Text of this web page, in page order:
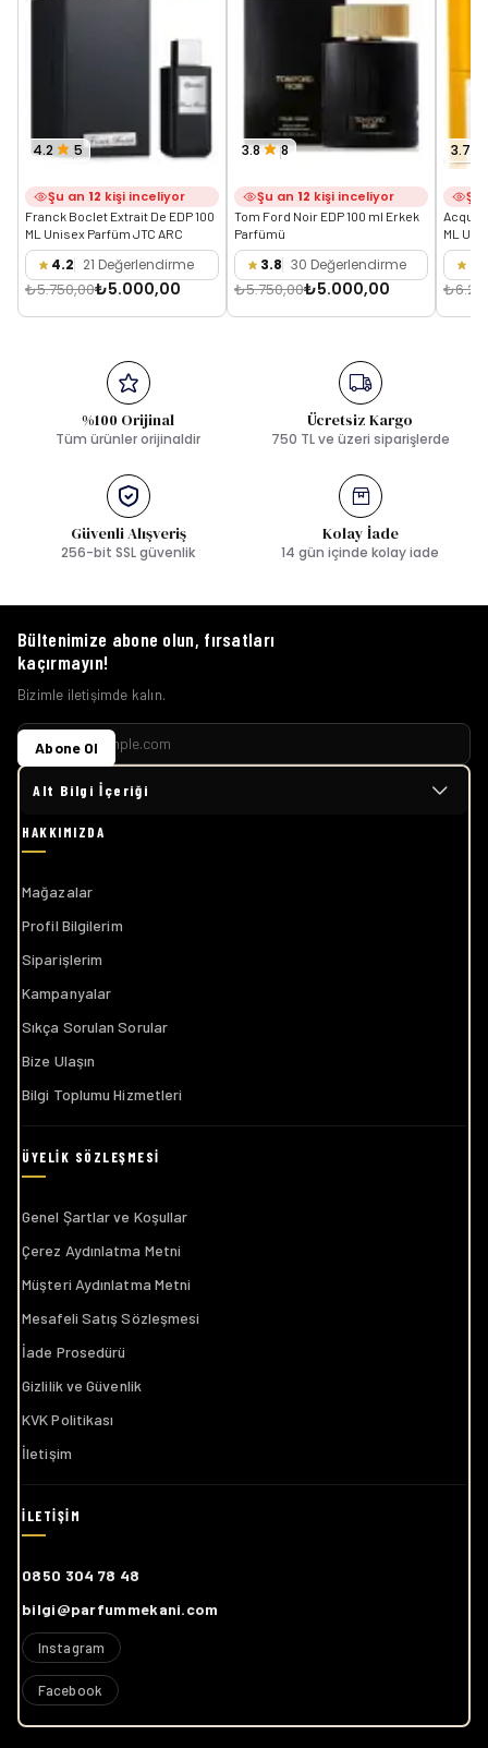
4.2 5
Şu an 12 kişi inceliyor
Franck Boclet Extrait De EDP 100
ML Unisex Parfüm JTC ARC
4.2 21 Değerlendirme
₺5.750,00₺5.000,00
3.8 8
Şu an 12 kişi inceliyor
Tom Ford Noir EDP 100 ml Erkek
Parfümü
3.8 30 Değerlendirme
₺5.750,00₺5.000,00
3.7
Şu
Acqua
ML
%100 Orijinal
Tüm ürünler orijinaldir
Ücretsiz Kargo
750 TL ve üzeri siparişlerde
Güvenli Alışveriş
256-bit SSL güvenlik
Kolay İade
14 gün içinde kolay iade
Alt Bilgi İçeriği
Mağazalar
Profil Bilgilerim
Siparişlerim
Kampanyalar
Sıkça Sorulan Sorular
Bize Ulaşın
Bilgi Toplumu Hizmetleri
Genel Şartlar ve Koşullar
Çerez Aydınlatma Metni
Müşteri Aydınlatma Metni
Mesafeli Satış Sözleşmesi
İade Prosedürü
Gizlilik ve Güvenlik
KVK Politikası
İletişim
0850 304 78 48
bilgi@parfummekani.com
Instagram
Facebook
Bültenimize abone olun, fırsatları
kaçırmayın!
Bizimle iletişimde kalın.
Abone Ol